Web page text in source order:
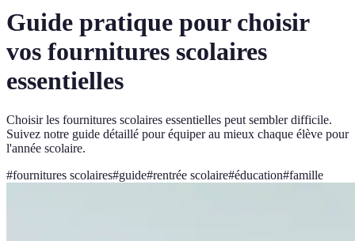
Guide pratique pour choisir
vos fournitures scolaires
essentielles
Choisir les fournitures scolaires essentielles peut sembler difficile.
Suivez notre guide détaillé pour équiper au mieux chaque élève pour
l'année scolaire.
#fournitures scolaires#guide#rentrée scolaire#éducation#famille